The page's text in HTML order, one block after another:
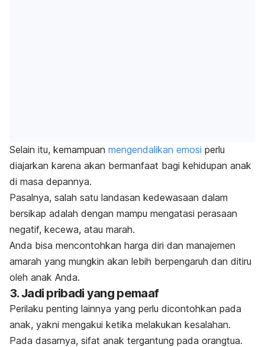
Selain itu, kemampuan mengendalikan emosi perlu
diajarkan karena akan bermanfaat bagi kehidupan anak
di masa depannya.
Pasalnya, salah satu landasan kedewasaan dalam
bersikap adalah dengan mampu mengatasi perasaan
negatif, kecewa, atau marah.
Anda bisa mencontohkan harga diri dan manajemen
amarah yang mungkin akan lebih berpengaruh dan ditiru
oleh anak Anda.
3. Jadi pribadi yang pemaaf
Perilaku penting lainnya yang perlu dicontohkan pada
anak, yakni mengakui ketika melakukan kesalahan.
Pada dasarnya, sifat anak tergantung pada orangtua.